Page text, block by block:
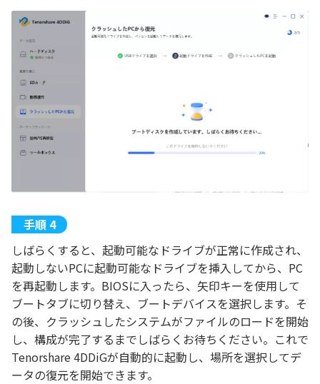
しばらくすると、起動可能なドライブが正常に作成され、
起動しないPCに起動可能なドライブを挿入してから、PC
を再起動します。BIOSに入ったら、矢印キーを使用して
ブートタブに切り替え、ブートデバイスを選択します。そ
の後、クラッシュしたシステムがファイルのロードを開始
し、構成が完了するまでしばらくお待ちください。これで
Tenorshare 4DDiGが自動的に起動し、場所を選択してデ
ータの復元を開始できます。